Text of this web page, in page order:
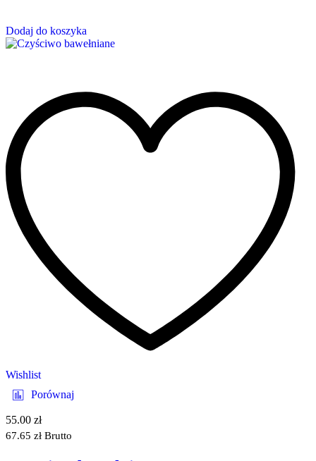
Dodaj do koszyka
Wishlist
Porównaj
55.00 zł
67.65 zł Brutto